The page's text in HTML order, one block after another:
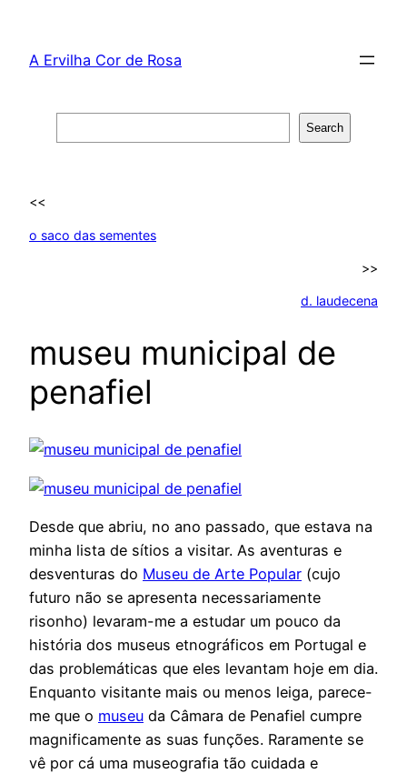
content
A Ervilha Cor de Rosa
Search
<<
o saco das sementes
>>
d. laudecena
museu municipal de
penafiel
Desde que abriu, no ano passado, que estava na
minha lista de sítios a visitar. As aventuras e
desventuras do Museu de Arte Popular (cujo
futuro não se apresenta necessariamente
risonho) levaram-me a estudar um pouco da
história dos museus etnográficos em Portugal e
das problemáticas que eles levantam hoje em dia.
Enquanto visitante mais ou menos leiga, parece-
me que o museu da Câmara de Penafiel cumpre
magnificamente as suas funções. Raramente se
vê por cá uma museografia tão cuidada e